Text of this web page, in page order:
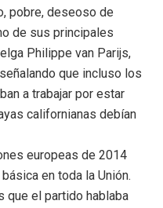
pobre, deseoso de
de sus principales
Philippe van Parijs,
que incluso los
a trabajar por estar
californianas debían
europeas de 2014
en toda la Unión.
que el partido hablaba